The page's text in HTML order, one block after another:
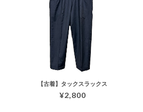
【古着】タックスラックス
¥2,800